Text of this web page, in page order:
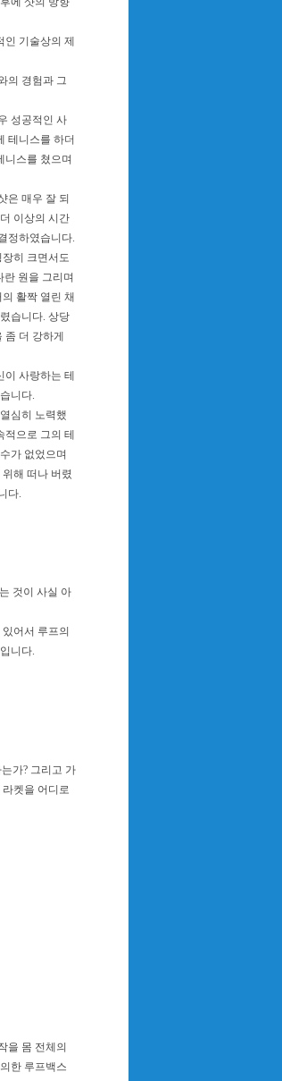
기술상의 제
의 경험과 그
성공적인 사
테니스를 하더
니스를 쳤으며
은 매우 잘 되
이상의 시간
정하였습니다.
히 크면서도
원을 그리며
활짝 열린 채
습니다. 상당
더 강하게
사랑하는 테
니다.
심히 노력했
으로 그의 테
가 없었으며
해 떠나 버렸
다.
것이 사실 아
어서 루프의
니다.
가? 그리고 가
켓을 어디로
을 몸 전체의
한 루프백스